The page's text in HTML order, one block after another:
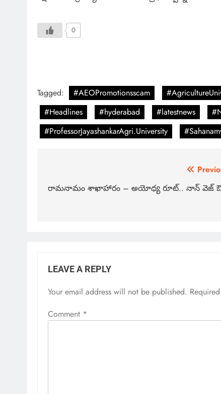
0
Tagged: #AEOPromotionsscam
#Headlines
#hyderabad #latestnews
#ProfessorJayashankarAgri.University
రామనామం శాఖాహారం – అయోధ్య రూట్.. నాన్ వెజ్
LEAVE A REPLY
Your email address will not be published.
Comment *